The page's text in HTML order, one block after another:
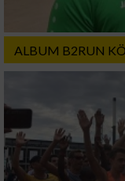
ALBUM B2RUN
Erstellung von
Werbung
Verwendung von
personalisierter
Erstellung von
von Inhalten
Verwendung von
personalisierter